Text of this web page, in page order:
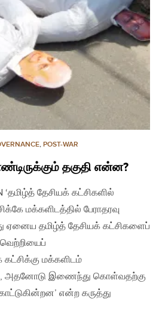
, POST-WAR
தகுதி என்ன?
‘தமிழ்த் தேசியக் கட்சிகளில்
மக்களிடத்தில் பேராதரவு
தமிழ்த் தேசியக் கட்சிகளைப்
வெற்றியைப்
கட்சிக்கு மக்களிடம்
அதனோடு இணைந்து கொள்வதற்கு
என்ற கருத்து